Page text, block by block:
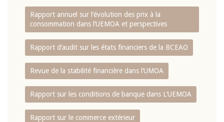
Rapport annuel sur l‘évolution des prix à la
consommation dans l‘UEMOA et perspectives
Rapport d‘audit sur les états financiers de la BCEAO
Revue de la stabilité financière dans l‘UMOA
Rapport sur les conditions de banque dans L‘UEMOA
Rapport sur le commerce extérieur